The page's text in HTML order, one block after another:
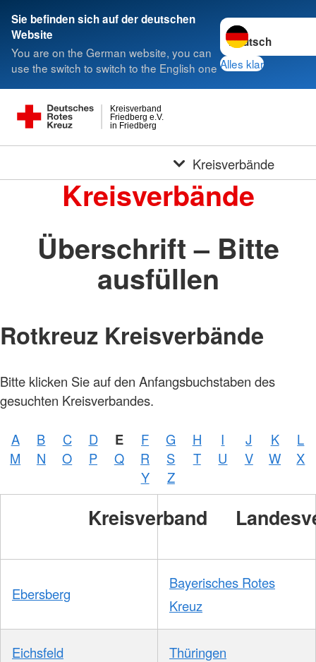
Sie befinden sich auf der deutschen
Website
You are on the German website, you can
use the switch to switch to the English one
Sprache wechseln
Alles klar
in Friedberg
Friedberg e.V.
Kreisverband
Kreisverbände
Kreisverbände
Überschrift – Bitte
ausfüllen
Rotkreuz Kreisverbände
Bitte klicken Sie auf den Anfangsbuchstaben des
gesuchten Kreisverbandes.
A B C D E F G H I J K
L
M
N O P Q R S T U V W
X
Y
Z
Kreisverband
Ebersberg
Bayerisches Rotes
Kreuz
Eichsfeld Thüringen
Foto:
DRKS